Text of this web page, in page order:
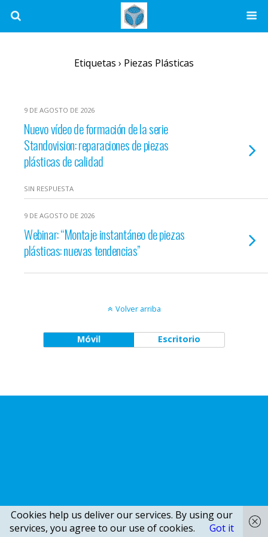
Etiquetas › Piezas Plásticas
9 DE AGOSTO DE 2026
Nuevo vídeo de formación de la serie
Standovision: reparaciones de piezas
plásticas de calidad
SIN RESPUESTA
9 DE AGOSTO DE 2026
Webinar: “Montaje instantáneo de piezas
plásticas: nuevas tendencias”
Volver arriba
Móvil Escritorio
Cookies help us deliver our services. By using our
services, you agree to our use of cookies.
Got it